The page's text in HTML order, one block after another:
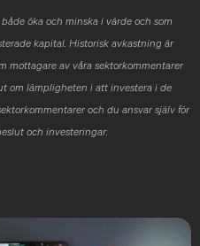
öka och minska i värde och som
kapital. Historisk avkastning är
mottagare av våra sektorkommentarer
om lämpligheten i att investera i de
och du ansvar själv för
och investeringar.